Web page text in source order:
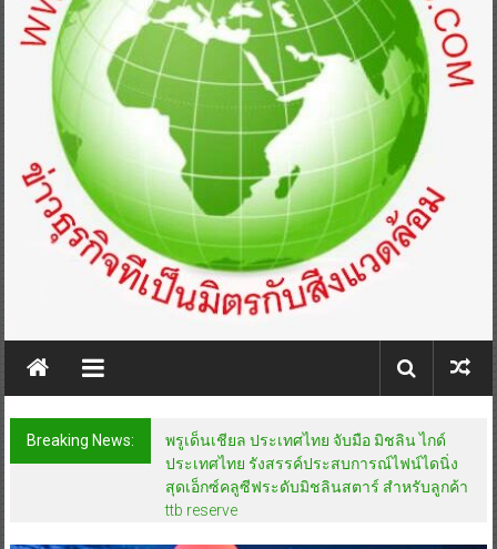
Breaking News:
พรูเด็นเชียล ประเทศไทย จับมือ มิชลิน ไกด์
ประเทศไทย รังสรรค์ประสบการณ์ไฟน์ไดนิ่ง
สุดเอ็กซ์คลูซีฟระดับมิชลินสตาร์ สำหรับลูกค้า
ttb reserve